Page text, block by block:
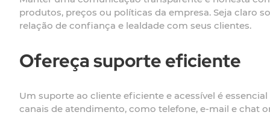
produtos, preços ou políticas da empresa. Seja claro
relação de confiança e lealdade com seus clientes.
Ofereça suporte eficiente
Um suporte ao cliente eficiente e acessível é
canais de atendimento, como telefone, e-mail e chat